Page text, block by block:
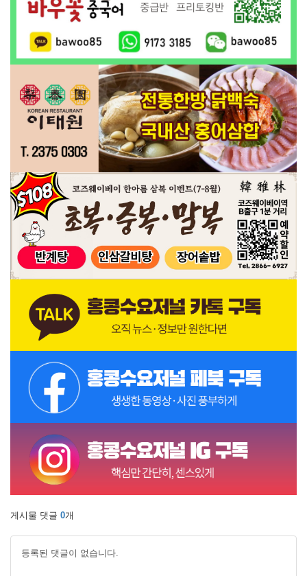
게시물 댓글 0개
등록된 댓글이 없습니다.